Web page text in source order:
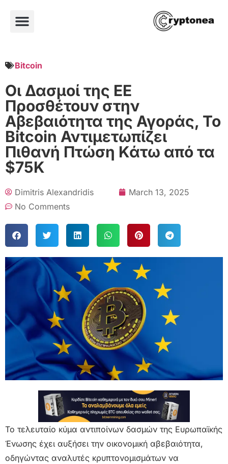
Bitcoin
Οι Δασμοί της ΕΕ
Προσθέτουν στην
Αβεβαιότητα της Αγοράς, Το
Bitcoin Αντιμετωπίζει
Πιθανή Πτώση Κάτω από τα
$75K
Dimitris Alexandridis
March 13, 2025
No Comments
Το τελευταίο κύμα αντιποίνων δασμών της Ευρωπαϊκής
Ένωσης έχει αυξήσει την οικονομική αβεβαιότητα,
οδηγώντας αναλυτές κρυπτονομισμάτων να